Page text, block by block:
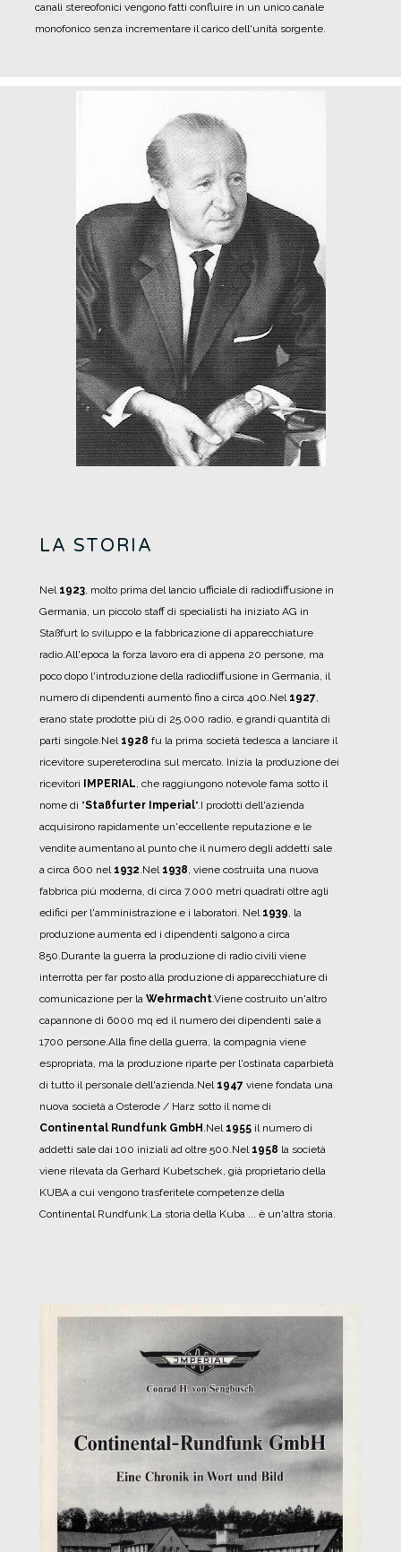
canali stereofonici vengono fatti confluire in un unico canale
monofonico senza incrementare il carico dell'unità sorgente.
LA STORIA
Nel 1923 , molto prima del lancio ufficiale di radiodiffusione in
Germania, un piccolo staff di specialisti ha iniziato AG in
Staßfurt lo sviluppo e la fabbricazione di apparecchiature
radio. All'epoca la forza lavoro era di appena 20 persone, ma
poco dopo l'introduzione della radiodiffusione in Germania, il
numero di dipendenti aumentò fino a circa 400. Nel 1927
erano state prodotte più di 25.000 radio, e grandi quantità di
parti singole. Nel 1928 fu la prima società tedesca a lanciare il
ricevitore supereterodina sul mercato. Inizia la produzione dei
ricevitori IMPERIAL , che raggiungono notevole fama sotto il
nome di "Staßfurter Imperial". I prodotti dell'azienda
acquisirono rapidamente un'eccellente reputazione e le
vendite aumentano al punto che il numero degli addetti sale
a circa 600 nel 1932 Nel 1938 , viene costruita una nuova
fabbrica più moderna, di circa 7.000 metri quadrati oltre agli
edifici per l'amministrazione e i laboratori. Nel 1939 , la
produzione aumenta ed i dipendenti salgono a circa
850. Durante la guerra la produzione di radio civili viene
interrotta per far posto alla produzione di apparecchiature di
comunicazione per la WehrmachtViene costruito un'altro
capannone di 6000 mq ed il numero dei dipendenti sale a
1700 persone. Alla fine della guerra, la compagnia viene
espropriata, ma la produzione riparte per l'ostinata caparbietà
di tutto il personale dell'azienda. Nel 1947 viene fondata una
nuova società a Osterode / Harz sotto il nome di
Continental Rundfunk GmbH Nel 1955 il numero di
addetti sale dai 100 iniziali ad oltre 500. Nel 1958 la società
viene rilevata da Gerhard Kubetschek, già proprietario della
KUBA a cui vengono trasferitele competenze della
Continental Rundfunk. La storia della Kuba ... è un'altra storia.